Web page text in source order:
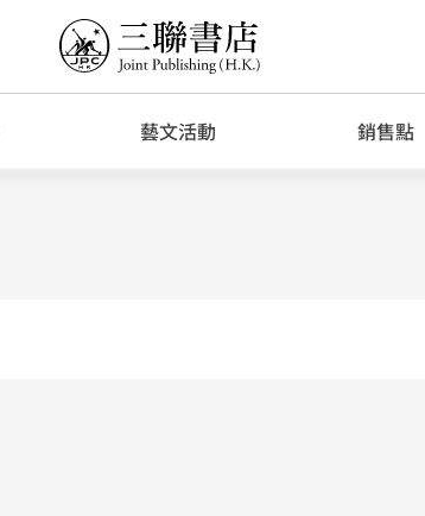
藝文活動 銷售點